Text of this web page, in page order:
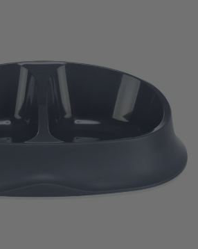
Vul hem met producten.